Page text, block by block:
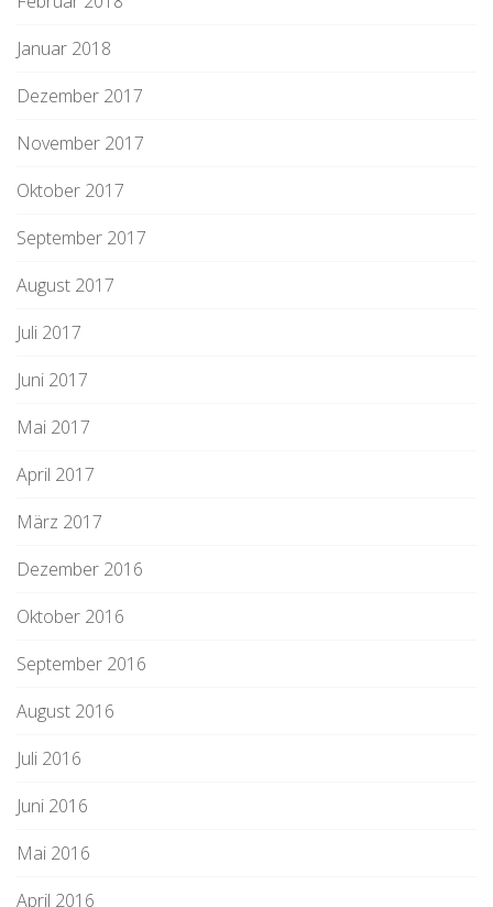
Januar 2018
Dezember 2017
November 2017
Oktober 2017
September 2017
August 2017
Juli 2017
Juni 2017
Mai 2017
April 2017
März 2017
Dezember 2016
Oktober 2016
September 2016
August 2016
Juli 2016
Juni 2016
Mai 2016
April 2016